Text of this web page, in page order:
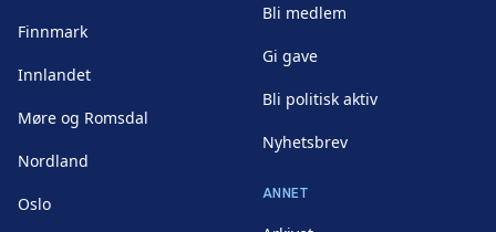
Finnmark
Innlandet
Møre og Romsdal
Nordland
Oslo
Bli medlem
Gi gave
Bli politisk aktiv
Nyhetsbrev
ANNET